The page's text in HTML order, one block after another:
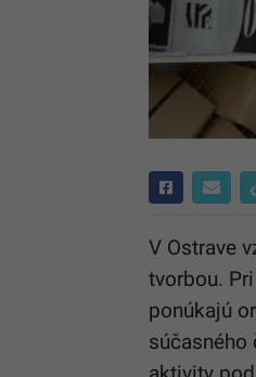
V Ostrave
tvorbou.
ponúkajú